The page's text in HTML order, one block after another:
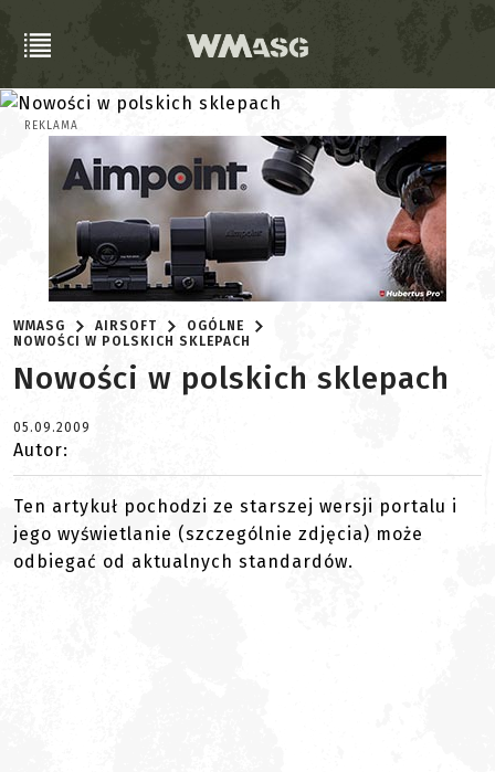
REKLAMA
WMASG AIRSOFT
OGÓLNE
NOWOŚCI W POLSKICH SKLEPACH
Nowości w polskich sklepach
05.09.2009
Autor:
Ten artykuł pochodzi ze starszej wersji portalu i
jego wyświetlanie (szczególnie zdjęcia) może
odbiegać od aktualnych standardów.